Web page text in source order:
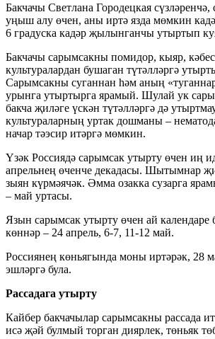
Бакчачы Светлана Городецкая
уңыш алу өчен, аны иртә язда мөмкин
6 градуска кадәр җылынганчы утыртып
Бакчачы сарымсакны помидор, кыяр,
культуралардан бушаган түтәлләргә
Сарымсакны суганнан һәм аның
урынга утыртырга ярамый. Шулай ук
бакча җиләге үскән түтәлләргә дә
культураларның уртак дошманы –
начар тәэсир итәргә мөмкин.
Үзәк Россиядә сарымсак утырту өчен иң
апрельнең өченче декадасы. Шытымнар
зыян күрмәячәк. Әмма озакка сузарга
– май уртасы.
Язын сарымсак утырту өчен ай
көннәр – 24 апрель, 6-7, 11-12 май.
Россиянең көньягында моны иртәрәк, 28
эшләргә була.
Рассадага утырту
Кайбер бакчачылар сарымсакны рассада
исә җәй булмый торган диярлек, төньяк